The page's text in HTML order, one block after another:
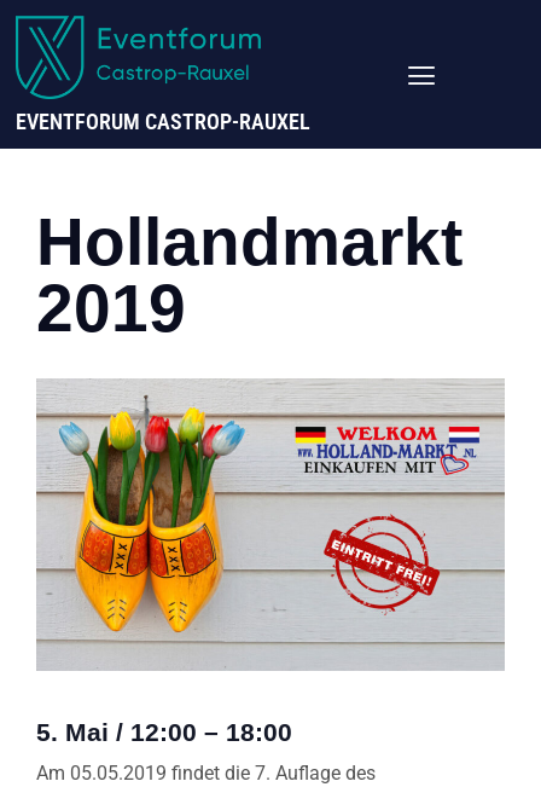
EVENTFORUM CASTROP-RAUXEL
Hollandmarkt
2019
5. Mai / 12:00 – 18:00
Am 05.05.2019 findet die 7. Auflage des